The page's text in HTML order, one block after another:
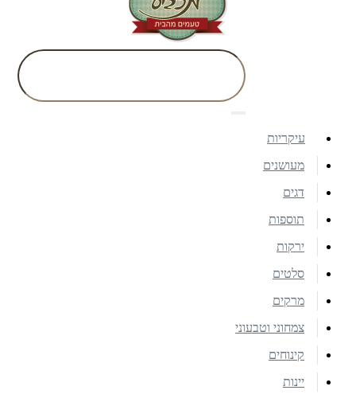
עיקריות
מעושנים
דגים
תוספות
ירקות
סלטים
מרקים
צמחוני וטבעוני
קינוחים
יינות